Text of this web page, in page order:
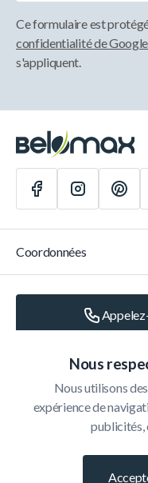
Nous
Nous utilisons des
expérience de
publicités,
Ce formulaire est
confidentialité de Google
s'appliquent.
Coordonnées
Écrivez-